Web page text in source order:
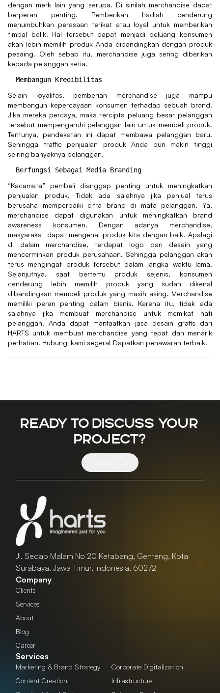
dengan merk lain yang serupa. Di sinilah merchandise dapat
berperan penting. Pemberikan hadiah cenderung
menumbuhkan perasaan terikat atau loyal untuk memberikan
timbal balik. Hal tersebut dapat menjadi peluang konsumen
akan lebih memilih produk Anda dibandingkan dengan produk
pesaing. Oleh sebab itu, merchandise juga sering diberikan
kepada pelanggan setia.
Selain loyalitas, pemberian merchandise juga mampu
membangun kepercayaan konsumen terhadap sebuah brand.
Jika mereka percaya, maka tercipta peluang besar pelanggan
tersebut mempengaruhi pelanggan lain untuk membeli produk.
Tentunya, pendekatan ini dapat membawa pelanggan baru.
Sehingga traffic penjualan produk Anda pun makin tinggi
seiring banyaknya pelanggan.
“Kacamata” pembeli dianggap penting untuk meningkatkan
penjualan produk. Tidak ada salahnya jika penjual terus
berusaha memperbaiki citra brand di mata pelanggan. Ya,
merchandise dapat digunakan untuk meningkatkan brand
awareness konsumen. Dengan adanya merchandise,
masyarakat dapat mengenal produk kita dengan baik. Apalagi
di dalam merchandise, terdapat logo dan desain yang
mencerminkan produk perusahaan. Sehingga pelanggan akan
terus mengingat produk tersebut dalam jangka waktu lama.
Selanjutnya, saat bertemu produk sejenis, konsumen
cenderung lebih memilih produk yang sudah dikenal
dibandingkan membeli produk yang masih asing. Merchandise
memiliki peran penting dalam bisnis. Karena itu, tidak ada
salahnya jika membuat merchandise untuk memikat hati
pelanggan. Anda dapat manfaatkan jasa desain grafis dari
HARTS untuk membuat merchandise yang tepat dan menarik
perhatian. Hubungi kami segera! Dapatkan penawaran terbaik!
Ready to discuss your
project?
Jl. Sedap Malam No 20 Ketabang, Genteng, Kota
Surabaya, Jawa Timur, Indonesia, 60272
Company
Clients
Services
About
Blog
Career
Services
Marketing & Brand Strategy
Content Creation
Corporate Digitalization
Infrastructure